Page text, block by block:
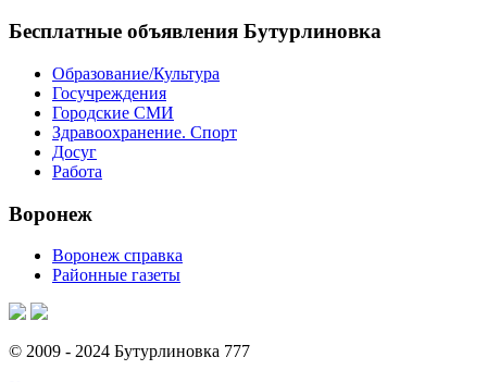
Бесплатные объявления Бутурлиновка
Образование/Культура
Госучреждения
Городские СМИ
Здравоохранение. Спорт
Досуг
Работа
Воронеж
Воронеж справка
Районные газеты
© 2009 - 2024 Бутурлиновка 777